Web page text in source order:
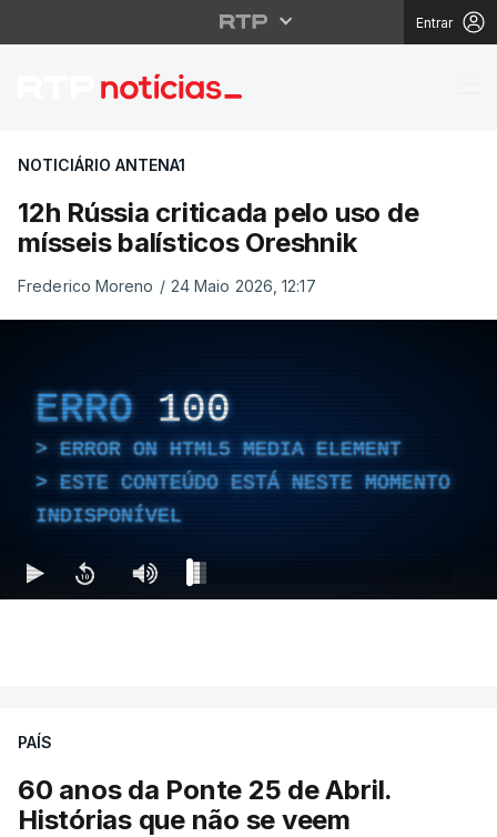
Entrar
12h Rússia criticada
NOTICIÁRIO ANTENA1
12h Rússia criticada pelo uso de
mísseis balísticos Oreshnik
Frederico Moreno / 24 Maio 2026, 12:17
ERRO 100
ERROR ON HTML5 MEDIA ELEMENT
ESTE CONTEÚDO ESTÁ NESTE MOMENTO
INDISPONÍVEL
PAÍS
60 anos da Ponte 25 de Abril.
Histórias que não se veem